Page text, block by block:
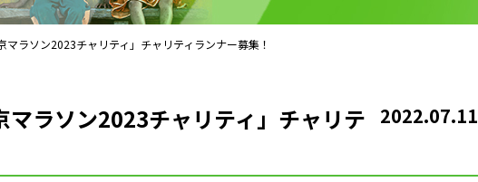
ラソン2023チャリティ」チャリティランナー募集！
ラソン2023チャリティ」チャリテ
2022.07.11